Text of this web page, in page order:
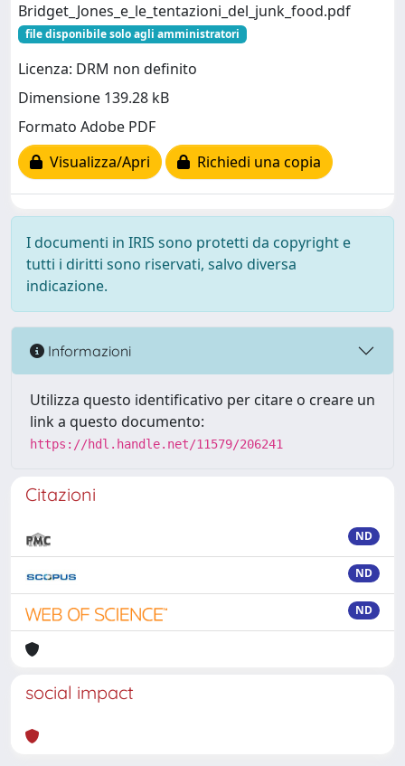
Bridget_Jones_e_le_tentazioni_del_junk_food.pdf
file disponibile solo agli amministratori
Licenza: DRM non definito
Dimensione 139.28 kB
Formato Adobe PDF
Visualizza/Apri
Richiedi una copia
I documenti in IRIS sono protetti da copyright e
tutti i diritti sono riservati, salvo diversa
indicazione.
Informazioni
Utilizza questo identificativo per citare o creare un
link a questo documento:
https://hdl.handle.net/11579/206241
Citazioni
ND
ND
ND
social impact